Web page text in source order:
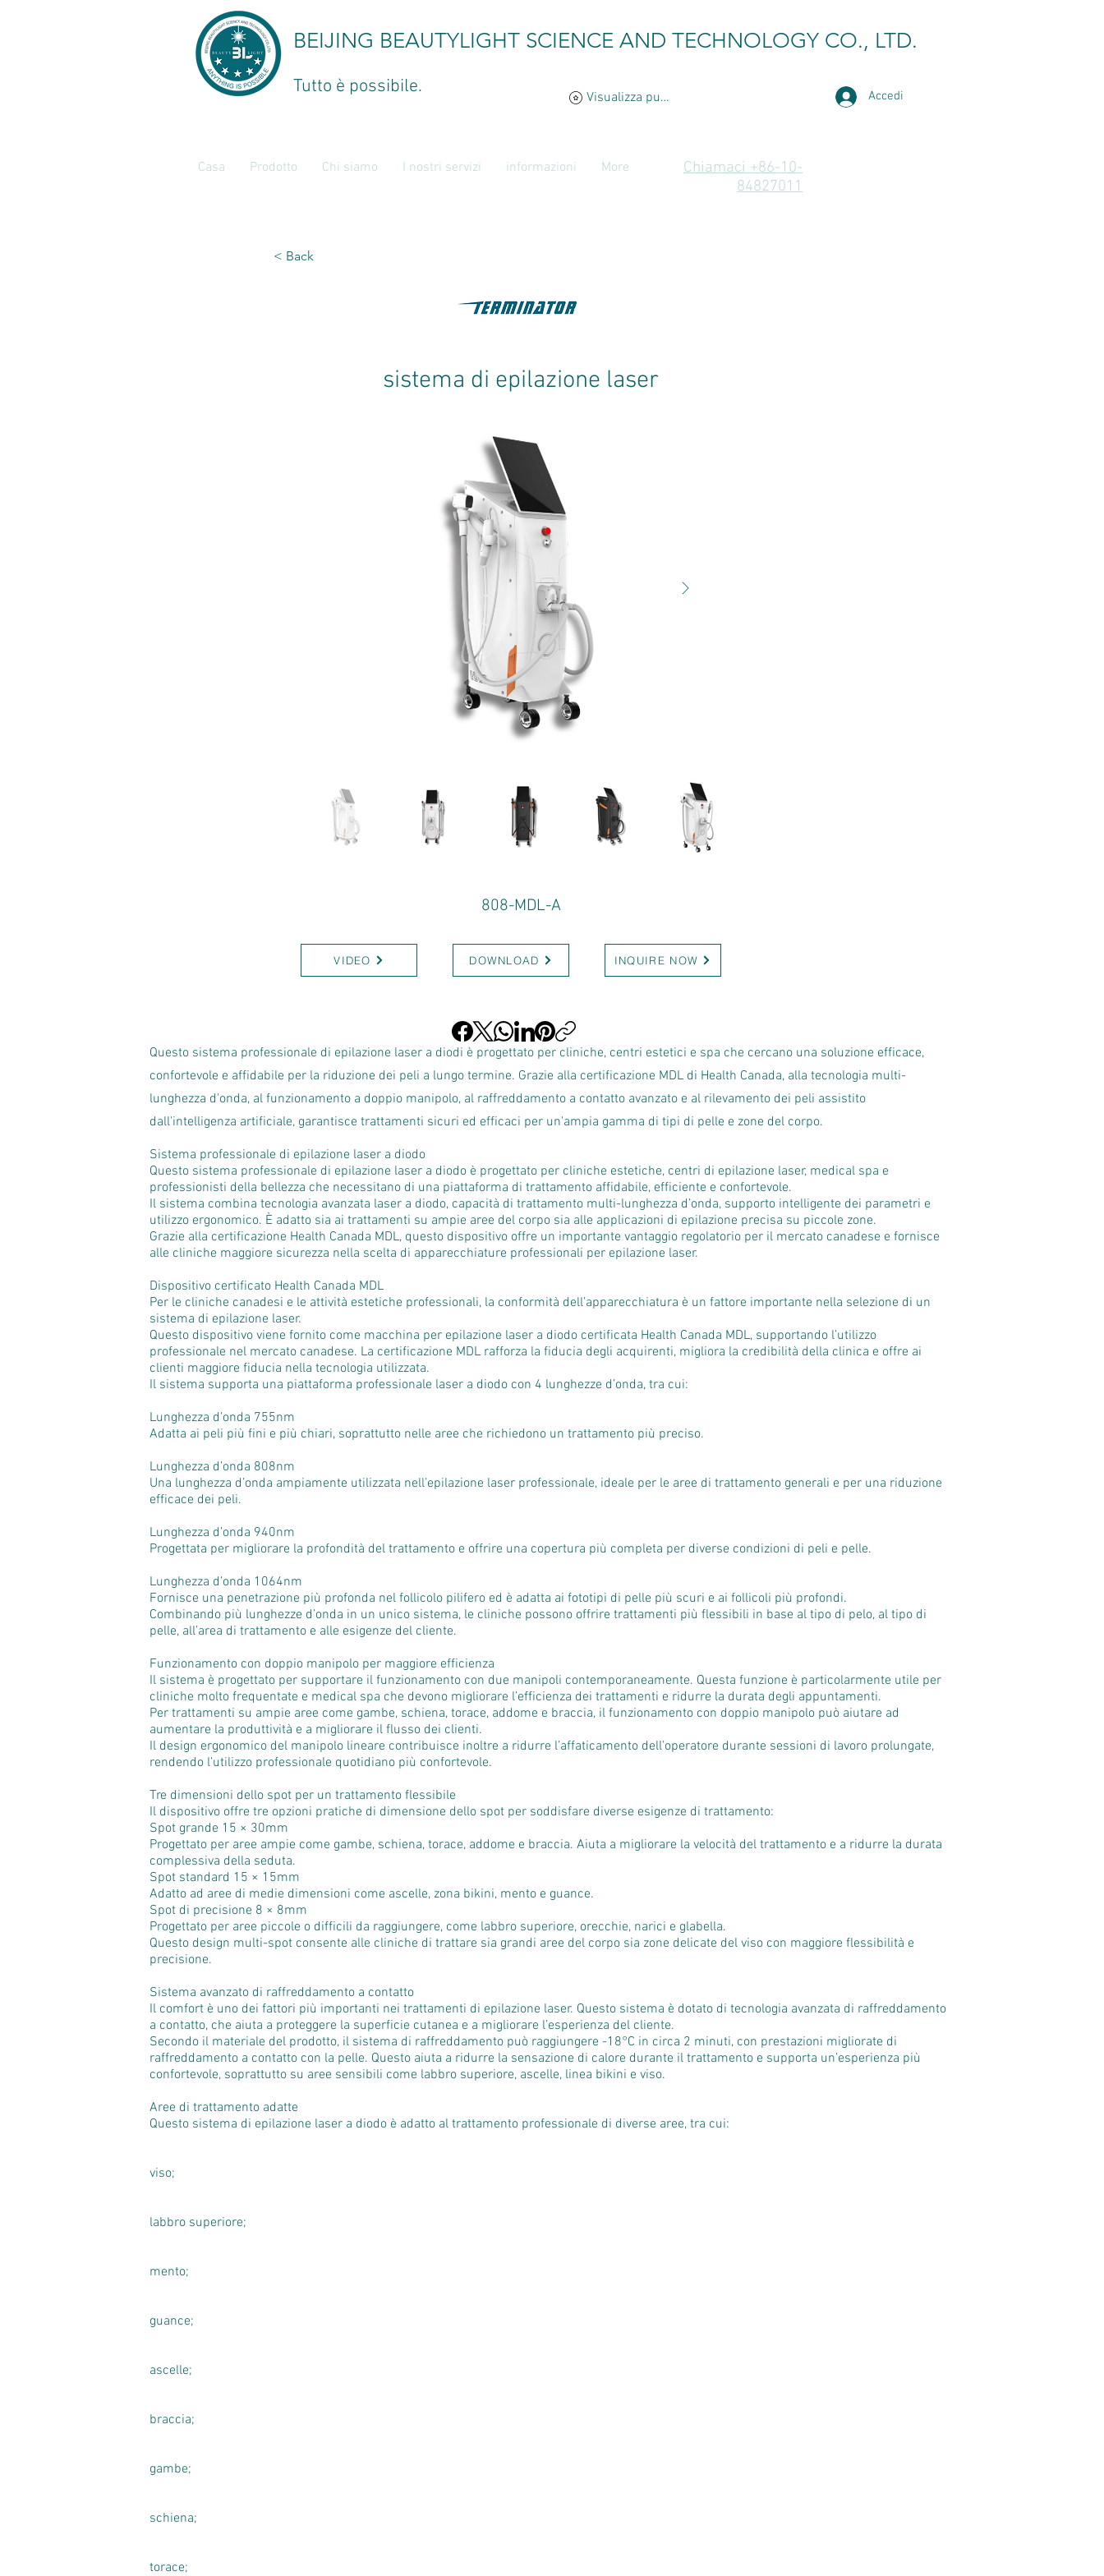
BEIJING BEAUTYLIGHT SCIENCE AND TECHNOLOGY CO., LTD.
Tutto è possibile. Visualizza punti Accedi
Casa Prodotto Chi siamo I nostri servizi informazioni More
Chiamaci +86-10-
84827011
< Back
sistema di epilazione laser
808-MDL-A
VIDEO DOWNLOAD INQUIRE NOW
Questo sistema professionale di epilazione laser a diodi è progettato per cliniche, centri estetici e spa che cercano una soluzione efficace,
confortevole e affidabile per la riduzione dei peli a lungo termine. Grazie alla certificazione MDL di Health Canada, alla tecnologia multi-
lunghezza d'onda, al funzionamento a doppio manipolo, al raffreddamento a contatto avanzato e al rilevamento dei peli assistito
dall'intelligenza artificiale, garantisce trattamenti sicuri ed efficaci per un'ampia gamma di tipi di pelle e zone del corpo.
Sistema professionale di epilazione laser a diodo
Questo sistema professionale di epilazione laser a diodo è progettato per cliniche estetiche, centri di epilazione laser, medical spa e
professionisti della bellezza che necessitano di una piattaforma di trattamento affidabile, efficiente e confortevole.
Il sistema combina tecnologia avanzata laser a diodo, capacità di trattamento multi-lunghezza d’onda, supporto intelligente dei parametri e
utilizzo ergonomico. È adatto sia ai trattamenti su ampie aree del corpo sia alle applicazioni di epilazione precisa su piccole zone.
Grazie alla certificazione Health Canada MDL, questo dispositivo offre un importante vantaggio regolatorio per il mercato canadese e fornisce
alle cliniche maggiore sicurezza nella scelta di apparecchiature professionali per epilazione laser.
Dispositivo certificato Health Canada MDL
Per le cliniche canadesi e le attività estetiche professionali, la conformità dell’apparecchiatura è un fattore importante nella selezione di un
sistema di epilazione laser.
Questo dispositivo viene fornito come macchina per epilazione laser a diodo certificata Health Canada MDL, supportando l’utilizzo
professionale nel mercato canadese. La certificazione MDL rafforza la fiducia degli acquirenti, migliora la credibilità della clinica e offre ai
clienti maggiore fiducia nella tecnologia utilizzata.
Il sistema supporta una piattaforma professionale laser a diodo con 4 lunghezze d’onda, tra cui:
Lunghezza d’onda 755nm
Adatta ai peli più fini e più chiari, soprattutto nelle aree che richiedono un trattamento più preciso.
Lunghezza d’onda 808nm
Una lunghezza d’onda ampiamente utilizzata nell’epilazione laser professionale, ideale per le aree di trattamento generali e per una riduzione
efficace dei peli.
Lunghezza d’onda 940nm
Progettata per migliorare la profondità del trattamento e offrire una copertura più completa per diverse condizioni di peli e pelle.
Lunghezza d’onda 1064nm
Fornisce una penetrazione più profonda nel follicolo pilifero ed è adatta ai fototipi di pelle più scuri e ai follicoli più profondi.
Combinando più lunghezze d’onda in un unico sistema, le cliniche possono offrire trattamenti più flessibili in base al tipo di pelo, al tipo di
pelle, all’area di trattamento e alle esigenze del cliente.
Funzionamento con doppio manipolo per maggiore efficienza
Il sistema è progettato per supportare il funzionamento con due manipoli contemporaneamente. Questa funzione è particolarmente utile per
cliniche molto frequentate e medical spa che devono migliorare l’efficienza dei trattamenti e ridurre la durata degli appuntamenti.
Per trattamenti su ampie aree come gambe, schiena, torace, addome e braccia, il funzionamento con doppio manipolo può aiutare ad
aumentare la produttività e a migliorare il flusso dei clienti.
Il design ergonomico del manipolo lineare contribuisce inoltre a ridurre l’affaticamento dell’operatore durante sessioni di lavoro prolungate,
rendendo l’utilizzo professionale quotidiano più confortevole.
Tre dimensioni dello spot per un trattamento flessibile
Il dispositivo offre tre opzioni pratiche di dimensione dello spot per soddisfare diverse esigenze di trattamento:
Spot grande 15 × 30mm
Progettato per aree ampie come gambe, schiena, torace, addome e braccia. Aiuta a migliorare la velocità del trattamento e a ridurre la durata
complessiva della seduta.
Spot standard 15 × 15mm
Adatto ad aree di medie dimensioni come ascelle, zona bikini, mento e guance.
Spot di precisione 8 × 8mm
Progettato per aree piccole o difficili da raggiungere, come labbro superiore, orecchie, narici e glabella.
Questo design multi-spot consente alle cliniche di trattare sia grandi aree del corpo sia zone delicate del viso con maggiore flessibilità e
precisione.
Sistema avanzato di raffreddamento a contatto
Il comfort è uno dei fattori più importanti nei trattamenti di epilazione laser. Questo sistema è dotato di tecnologia avanzata di raffreddamento
a contatto, che aiuta a proteggere la superficie cutanea e a migliorare l’esperienza del cliente.
Secondo il materiale del prodotto, il sistema di raffreddamento può raggiungere -18°C in circa 2 minuti, con prestazioni migliorate di
raffreddamento a contatto con la pelle. Questo aiuta a ridurre la sensazione di calore durante il trattamento e supporta un’esperienza più
confortevole, soprattutto su aree sensibili come labbro superiore, ascelle, linea bikini e viso.
Aree di trattamento adatte
Questo sistema di epilazione laser a diodo è adatto al trattamento professionale di diverse aree, tra cui:
viso;
labbro superiore;
mento;
guance;
ascelle;
braccia;
gambe;
schiena;
torace;